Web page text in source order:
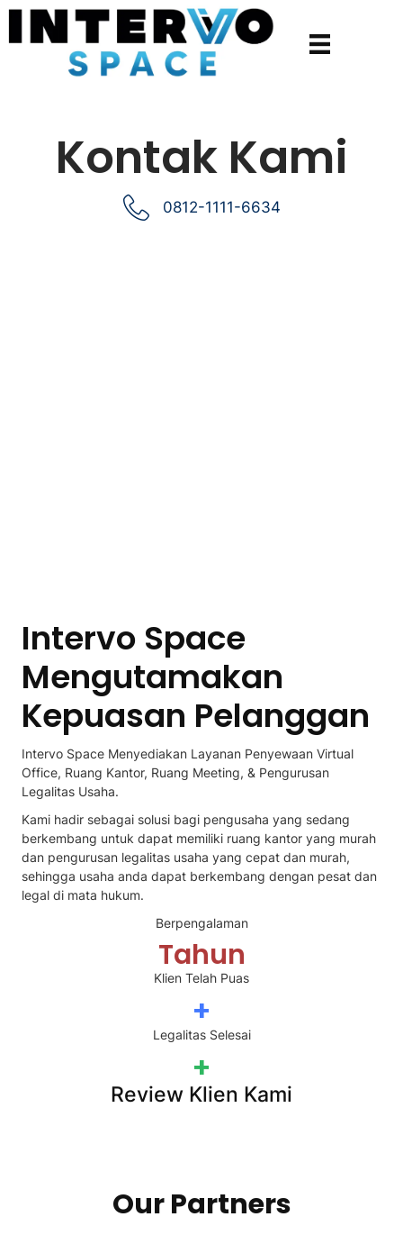
Kontak Kami
0812-1111-6634
Intervo Space
Mengutamakan
Kepuasan Pelanggan
Intervo Space Menyediakan Layanan Penyewaan Virtual
Office, Ruang Kantor, Ruang Meeting, & Pengurusan
Legalitas Usaha.
Kami hadir sebagai solusi bagi pengusaha yang sedang
berkembang untuk dapat memiliki ruang kantor yang murah
dan pengurusan legalitas usaha yang cepat dan murah,
sehingga usaha anda dapat berkembang dengan pesat dan
legal di mata hukum.
Berpengalaman
Tahun
Klien Telah Puas
+
Legalitas Selesai
+
Review Klien Kami
Our Partners